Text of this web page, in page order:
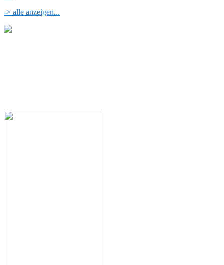
-> alle anzeigen...